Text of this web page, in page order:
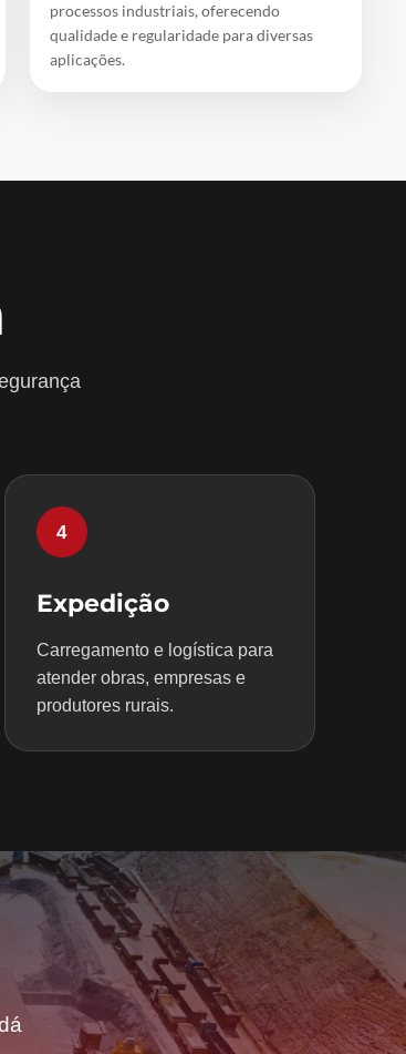
processos industriais, oferecendo
qualidade e regularidade para diversas
aplicações.
4
Expedição
Carregamento e logística para
atender obras, empresas e
produtores rurais.